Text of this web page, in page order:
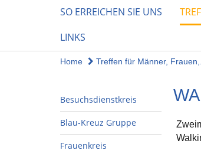
SO ERREICHEN SIE UNS
LINKS
Home Treffen für Männer,
Besuchsdienstkreis
Blau-Kreuz Gruppe
Frauenkreis